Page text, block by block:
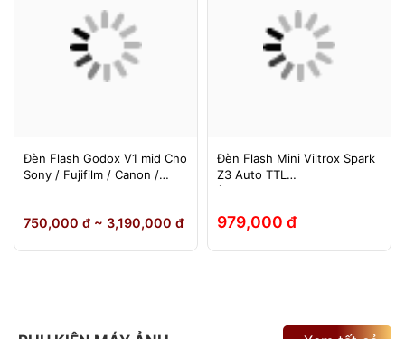
Đèn Flash Godox V1 mid Cho
Sony / Fujifilm / Canon /
750,000 đ ~ 3,190,000 đ
Đèn Flash Mini Viltrox Spark
Z3 Auto TTL
(Fuji/Sony/Canon/Nikon)
979,000 đ